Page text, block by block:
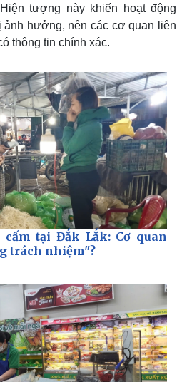
Giá vàng
Tiêu dùng
Tỷ giá
Giá cà phê
tượng này khiến hoạt động
ảnh hưởng, nên các cơ quan liên
thông tin chính xác.
tại Đắk Lắk: Cơ quan
trách nhiệm"?